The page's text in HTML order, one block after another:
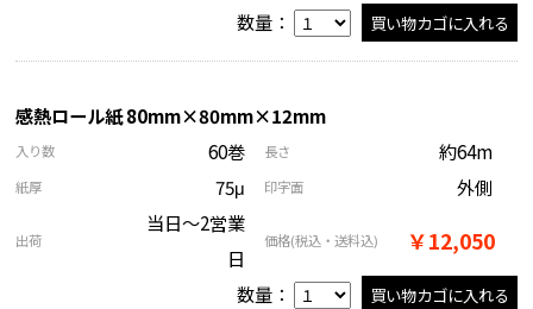
数量：
感熱ロール紙 80mm×80mm×12mm
入り数 60巻 長さ 約64m
紙厚 75μ 印字面 外側
出荷
当日～2営業
日
価格(税込・送料込) ￥12,050
数量：